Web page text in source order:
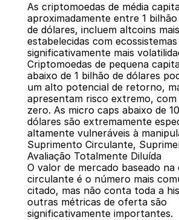
As criptomoedas de média
aproximadamente entre 1 bilhão
de dólares, incluem altcoins mais
estabelecidas com
significativamente mais
Criptomoedas de pequena
abaixo de 1 bilhão de dólares
um alto potencial de retorno,
apresentam risco extremo, com
zero. As micro caps abaixo de
dólares são extremamente
altamente vulneráveis à
Suprimento Circulante,
Avaliação Totalmente Diluída
O valor de mercado baseado
circulante é o número mais
citado, mas não conta toda a
outras métricas de oferta são
significativamente importantes.